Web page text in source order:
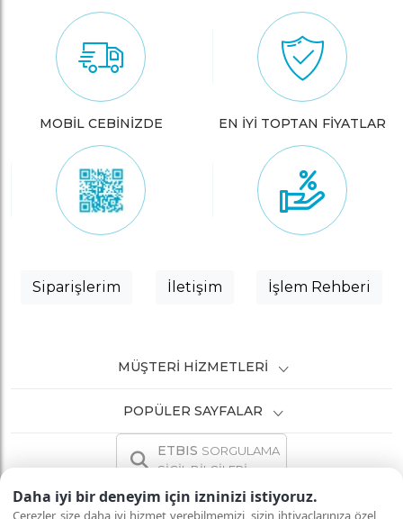
Daha iyi bir deneyim için izninizi istiyoruz.
Çerezler, size daha iyi hizmet verebilmemizi, sizin ihtiyaçlarınıza özel
MOBİL CEBİNİZDE EN İYİ TOPTAN FİYATLAR
Siparişlerim İletişim İşlem Rehberi
MÜŞTERI HIZMETLERI
POPÜLER SAYFALAR
ETBIS SORGULAMA
SİCİL BİLGİLERİ